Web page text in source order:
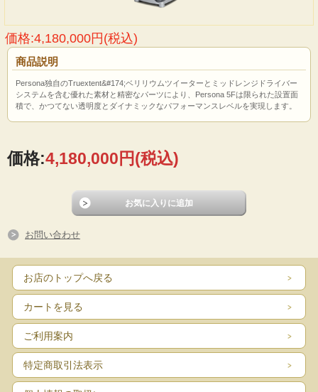
価格:4,180,000円(税込)
商品説明
Persona独自のTruextent&#174;ベリリウムツイーターとミッドレンジドライバー
システムを含む優れた素材と精密なパーツにより、Persona 5Fは限られた設置面
積で、かつてない透明度とダイナミックなパフォーマンスレベルを実現します。
価格:4,180,000円(税込)
お問い合わせ
お店のトップへ戻る
カートを見る
ご利用案内
特定商取引法表示